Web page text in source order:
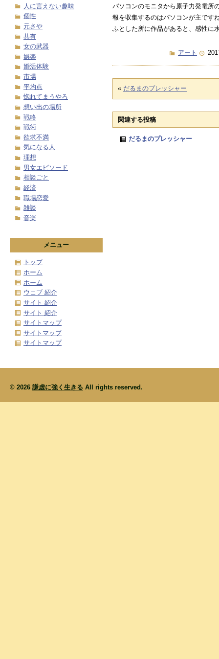
パソコンのモニタから原子力発電所
報を収集するのはパソコンが主です
ふとした所に作品があると、感性に
アート
« だるまのプレッシャー
関連する投稿
だるまのプレッシャー
人に言えない趣味
個性
元さや
共有
女の武器
娯楽
婚活体験
市場
平均点
惚れてまうやろ
想い出の場所
戦略
戦術
欲求不満
気になる人
理想
男女エピソード
相談ごと
経済
職場恋愛
雑談
音楽
メニュー
トップ
ホーム
ホーム
ウェブ 紹介
サイト 紹介
サイト 紹介
サイトマップ
サイトマップ
サイトマップ
© 2026 謙虚に強く生きる All rights reserved.